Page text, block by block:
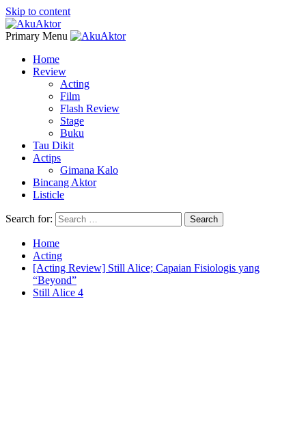
Skip to content
Primary Menu
Home
Review
Acting
Film
Flash Review
Stage
Buku
Tau Dikit
Actips
Gimana Kalo
Bincang Aktor
Listicle
Search for:
Home
Acting
[Acting Review] Still Alice; Capaian Fisiologis yang
“Beyond”
Still Alice 4